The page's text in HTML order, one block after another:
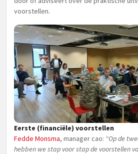
voorstellen.
Eerste (financiële) voorstellen
Fedde Monsma, manager cao: “Op de
hebben we stap voor stap de voorstellen